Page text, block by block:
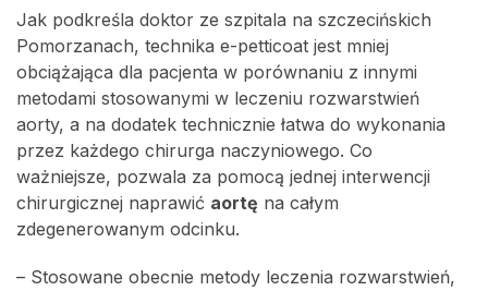
Jak podkreśla doktor ze szpitala na szczecińskich
Pomorzanach, technika e-petticoat jest mniej
obciążająca dla pacjenta w porównaniu z innymi
metodami stosowanymi w leczeniu rozwarstwień
aorty, a na dodatek technicznie łatwa do wykonania
przez każdego chirurga naczyniowego. Co
ważniejsze, pozwala za pomocą jednej interwencji
chirurgicznej naprawić aortę na całym
zdegenerowanym odcinku.
– Stosowane obecnie metody leczenia rozwarstwień,